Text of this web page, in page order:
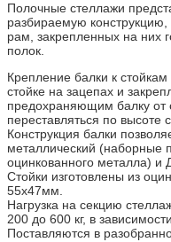
Полочные стеллажи
разбираемую конструкцию,
рам, закрепленных на них
полок.
Крепление балки к
стойке на зацепах и
предохраняющим балку от
переставляться по
Конструкция балки
металлический (наборные
оцинкованного металла)
Стойки изготовлены из
55х47мм.
Нагрузка на секцию
200 до 600 кг, в
Поставляются в